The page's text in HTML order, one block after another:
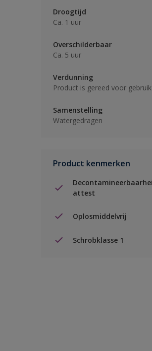
Droogtijd
Ca. 1 uur
Overschilderbaar
Ca. 5 uur
Verdunning
Product is gereed voor gebruik.
Samenstelling
Watergedragen
Product kenmerken
attest
Oplosmiddelvrij
Schrobklasse 1